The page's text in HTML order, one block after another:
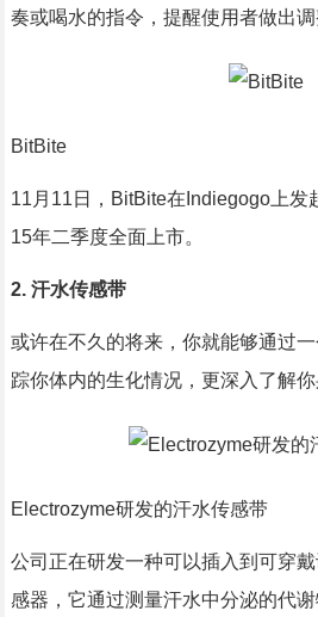
奏或喝水的指令，提醒使用者做出调
BitBite
11月11日，BitBite在Indiegogo上发
15年二季度全面上市。
2. 汗水传感带
或许在不久的将来，你就能够通过
踪你体内的生化情况，更深入了解你
Electrozyme研发的汗水传感带
公司正在研发一种可以插入到可穿
感器，它通过测量汗水中分泌的代